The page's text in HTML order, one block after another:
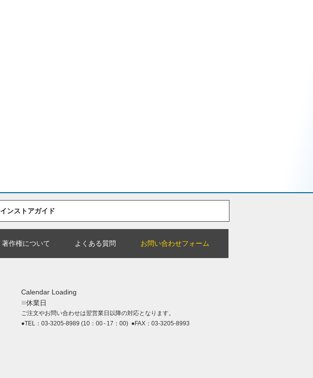
ンストアガイド
著作権について よくある質問 お問い合わせフォーム
Calendar Loading
■休業日
ご注文やお問い合わせは翌営業日以降の対応となります。
●TEL：03-3205-8989 (10：00 - 17：00) ●FAX：03-3205-8993